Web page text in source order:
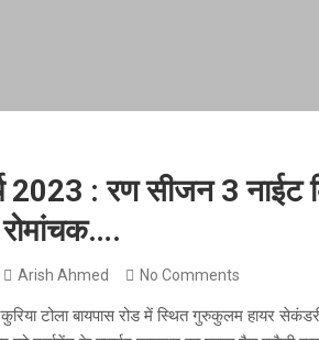
2023 : रण सीजन 3 नाईट
Arish Ahmed No Comments
टोला बायपास रोड में स्थित गुरुकुलम हायर